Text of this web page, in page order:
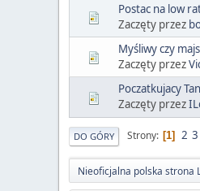
Postac na low
Zaczęty przez
Myśliwy czy
Zaczęty przez
Poczatkujacy
Zaczęty przez
DO GÓRY Strony 1 2 3
Nieoficjalna polska strona